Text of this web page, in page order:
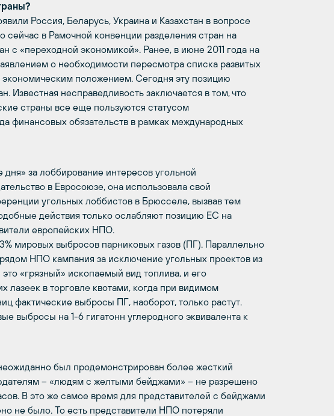
Россия, Беларусь, Украина и Казахстан в вопросе
в Рамочной конвенции разделения стран на
с «переходной экономикой». Ранее, в июне 2011 года на
о необходимости пересмотра списка развитых
экономическим положением. Сегодня эту позицию
Известная несправедливость заключается в том, что
страны все еще пользуются статусом
финансовых обязательств в рамках международных
за лоббирование интересов угольной
в Евросоюзе, она использовала свой
угольных лоббистов в Брюсселе, вызвав тем
действия только ослабляют позицию ЕС на
европейских НПО.
мировых выбросов парниковых газов (ПГ). Параллельно
НПО кампания за исключение угольных проектов из
«грязный» ископаемый вид топлива, и его
лазеек в торговле квотами, когда при видимом
фактические выбросы ПГ, наоборот, только растут.
выбросы на 1-6 гигатонн углеродного эквивалента к
был продемонстрирован более жесткий
– «людям с желтыми бейджами» – не разрешено
В это же самое время для представителей с бейджами
не было. То есть представители НПО потеряли